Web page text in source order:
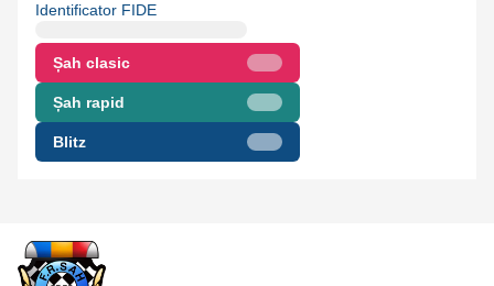
Identificator FIDE
Șah clasic
Șah rapid
Blitz